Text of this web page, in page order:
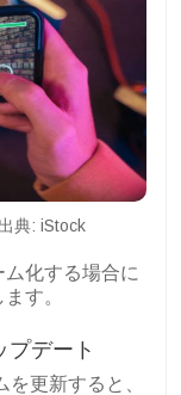
典: iStock
化する場合に
す。
プデート
更新すると、